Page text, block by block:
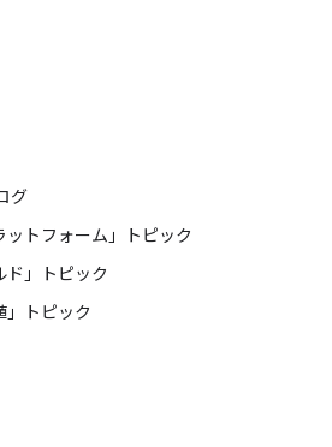
グ
トフォーム」トピック
」トピック
トピック